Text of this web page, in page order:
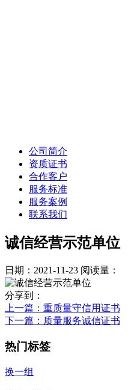
公司简介
资质证书
合作客户
服务标准
服务案例
联系我们
诚信经营示范单位
日期：2021-11-23 阅读量：
分享到：
上一篇 ：重质量守信用证书
下一篇 ：质量服务诚信证书
热门标签
换一组